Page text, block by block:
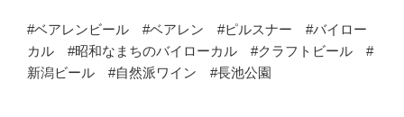
#ベアレンビール #ベアレン #ピルスナー #バイロー
カル #昭和なまちのバイローカル #クラフトビール #
新潟ビール #自然派ワイン #長池公園